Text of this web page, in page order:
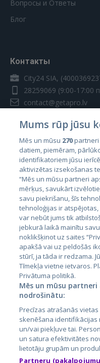
Вопросы и Ответы
Блог
Контакты
City24 SIA,
28259069 (9:00-17:00
contact@getapro.lv
Страны
Эстония
Латвия
Литва
City24.lv
City24.ee
GetaPro.lv
GetaPro.ee
Skelbiu.lt
Mums rūp jūsu
Mēs un mūsu 270partneri
datiem, piemēram,
identifikatoriem jūsu
aktivizētas izsekošanas
“Mēs un mūsu partneri
mērķus, savukārt
savu piekrišanu, šīs
tehnoloģijas ir
var nebūt jums tik
jebkurā laikā mainītu
noklikšķinot uz saites
apakšā vai uz peldošās
stūrī, ja tāda ir redzama.
Tīmekļa vietne ietvaros.
Privātuma politikā.
Mēs un mūsu
nodrošinātu:
Precīzas atrašanās
skenēšana identifikācijas
un/vai piekļuve tai.
un satura efektivitātes
lietotāju grupām un
Partneru